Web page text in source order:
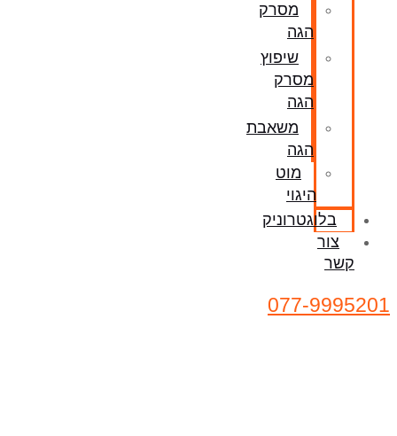
מסרק
הגה
שיפוץ
מסרק
הגה
משאבת
הגה
מוט
היגוי
בלוגטרוניק
צור
קשר
077-9995201